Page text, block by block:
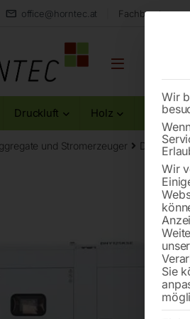
office@horntec.at Fachberatung
Druckluft Holz Metall
und Stromerzeuger
Wir
Wir
Sie